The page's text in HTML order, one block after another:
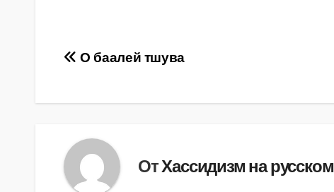
Навигация
О баалей тшува
ОтХассидизм на русском